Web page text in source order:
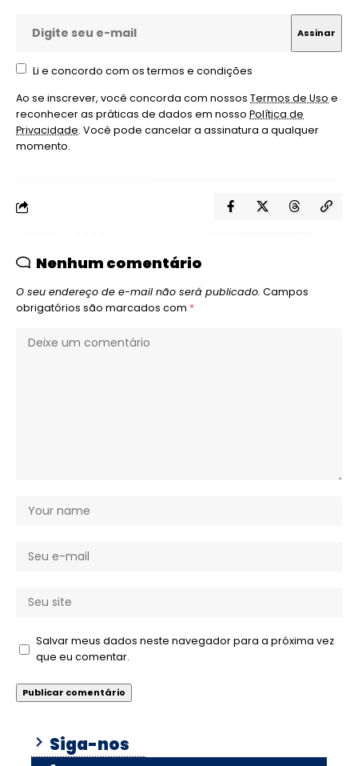
Li e concordo com os termos e condições
Ao se inscrever, você concorda com nossos Termos de Uso e
reconhecer as práticas de dados em nosso Política de
Privacidade. Você pode cancelar a assinatura a qualquer
momento.
Nenhum comentário
O seu endereço de e-mail não será publicado. Campos
obrigatórios são marcados com *
Salvar meus dados neste navegador para a próxima vez
que eu comentar.
Siga-nos